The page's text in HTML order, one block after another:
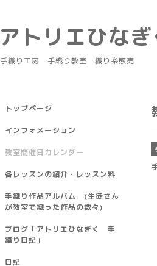
アトリエひな
手織り工房 手織り教室 織り糸販売
トップページ
インフォメーション
教室開催日カレンダー
各レッスンの紹介・レッスン料
手織り作品アルバム (生徒さん
が教室で織った作品の数々)
ブログ「アトリエひなぎく 手
織り日記」
日記